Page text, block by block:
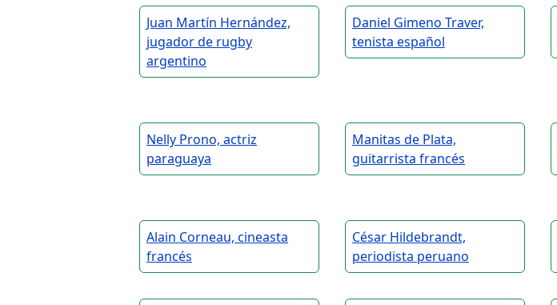
Juan Martín Hernández,
jugador de rugby
argentino
Daniel Gimeno Traver,
tenista español
Nelly Prono, actriz
paraguaya
Manitas de Plata,
guitarrista francés
Alain Corneau, cineasta
francés
César Hildebrandt,
periodista peruano